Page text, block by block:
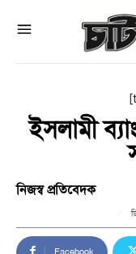
ইসলামী
নিজস্ব প্রতিবেদক
Facebook